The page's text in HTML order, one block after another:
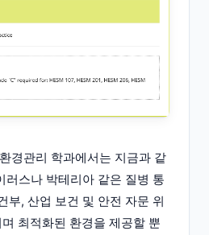
경관리 학과에서는 지금과 같
러스나 박테리아 같은 질병 통
부, 산업 보건 및 안전 자문 위
최적화된 환경을 제공할 뿐